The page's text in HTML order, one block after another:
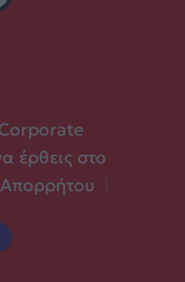
έρθεις στο
Απορρήτου